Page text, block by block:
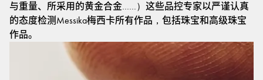
与重量、所采用的黄金合金……）这些品控专家以严谨认真
的态度检测Messika梅西卡所有作品，包括珠宝和高级珠宝
作品。